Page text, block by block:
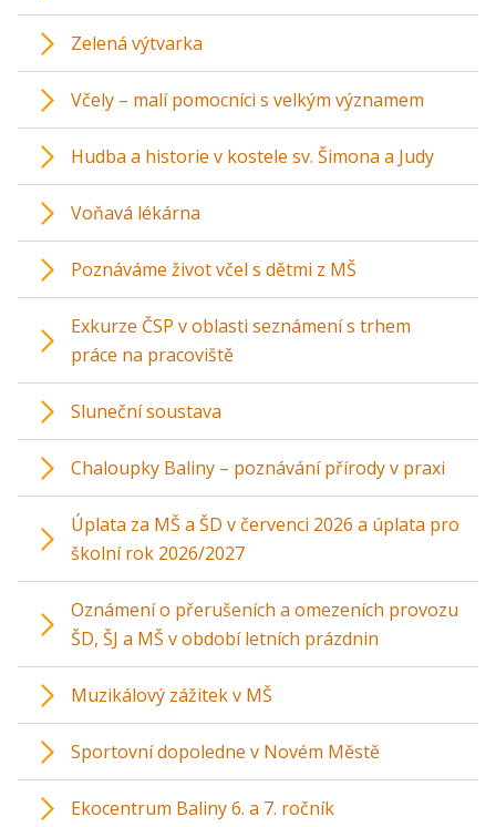
Zelená výtvarka
Včely – malí pomocníci s velkým významem
Hudba a historie v kostele sv. Šimona a Judy
Voňavá lékárna
Poznáváme život včel s dětmi z MŠ
Exkurze ČSP v oblasti seznámení s trhem
práce na pracoviště
Sluneční soustava
Chaloupky Baliny – poznávání přírody v praxi
Úplata za MŠ a ŠD v červenci 2026 a úplata pro
školní rok 2026/2027
Oznámení o přerušeních a omezeních provozu
ŠD, ŠJ a MŠ v období letních prázdnin
Muzikálový zážitek v MŠ
Sportovní dopoledne v Novém Městě
Ekocentrum Baliny 6. a 7. ročník